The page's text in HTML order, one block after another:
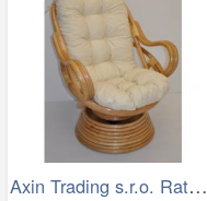
Axin Trading s.r.o. Ratanové houpací…